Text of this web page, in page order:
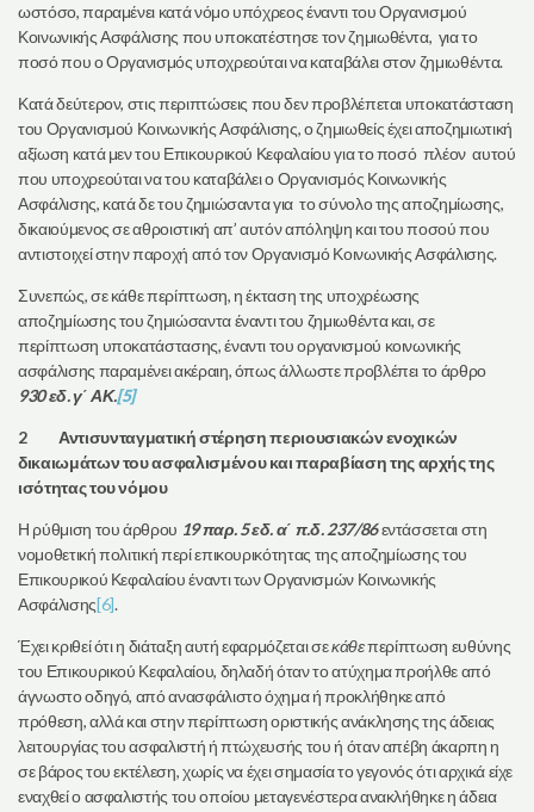
ωστόσο, παραμένει κατά νόμο υπόχρεος έναντι του Οργανισμού
Κοινωνικής Ασφάλισης που υποκατέστησε τον ζημιωθέντα, για το
ποσό που ο Οργανισμός υποχρεούται να καταβάλει στον ζημιωθέντα.
Κατά δεύτερον, στις περιπτώσεις που δεν προβλέπεται υποκατάσταση
του Οργανισμού Κοινωνικής Ασφάλισης, ο ζημιωθείς έχει αποζημιωτική
αξίωση κατά μεν του Επικουρικού Κεφαλαίου για το ποσό πλέον αυτού
που υποχρεούται να του καταβάλει ο Οργανισμός Κοινωνικής
Ασφάλισης, κατά δε του ζημιώσαντα για το σύνολο της αποζημίωσης,
δικαιούμενος σε αθροιστική απ’ αυτόν απόληψη και του ποσού που
αντιστοιχεί στην παροχή από τον Οργανισμό Κοινωνικής Ασφάλισης.
Συνεπώς, σε κάθε περίπτωση, η έκταση της υποχρέωσης
αποζημίωσης του ζημιώσαντα έναντι του ζημιωθέντα και, σε
περίπτωση υποκατάστασης, έναντι του οργανισμού κοινωνικής
ασφάλισης παραμένει ακέραιη, όπως άλλωστε προβλέπει το άρθρο
930 εδ. γ΄ ΑΚ.[5]
2 Αντισυνταγματική στέρηση περιουσιακών ενοχικών
δικαιωμάτων του ασφαλισμένου και παραβίαση της αρχής της
ισότητας του νόμου
Η ρύθμιση του άρθρου 19 παρ. 5 εδ. α΄ π.δ. 237/86εντάσσεται στη
νομοθετική πολιτική περί επικουρικότητας της αποζημίωσης του
Επικουρικού Κεφαλαίου έναντι των Οργανισμών Κοινωνικής
Ασφάλισης[6].
Έχει κριθεί ότι η διάταξη αυτή εφαρμόζεται σεκάθεπερίπτωση ευθύνης
του Επικουρικού Κεφαλαίου, δηλαδή όταν το ατύχημα προήλθε από
άγνωστο οδηγό, από ανασφάλιστο όχημα ή προκλήθηκε από
πρόθεση, αλλά και στην περίπτωση οριστικής ανάκλησης της άδειας
λειτουργίας του ασφαλιστή ή πτώχευσής του ή όταν απέβη άκαρπη η
σε βάρος του εκτέλεση, χωρίς να έχει σημασία το γεγονός ότι αρχικά είχε
εναχθεί ο ασφαλιστής του οποίου μεταγενέστερα ανακλήθηκε η άδεια